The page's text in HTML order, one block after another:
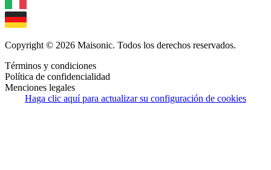
Copyright © 2026 Maisonic. Todos los derechos reservados.
Términos y condiciones
Política de confidencialidad
Menciones legales
Haga clic aquí para actualizar su configuración de cookies